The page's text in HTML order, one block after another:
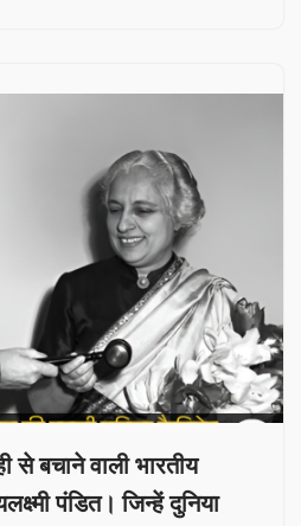
से बचाने वाली भारतीय
पंडित। जिन्हें दुनिया